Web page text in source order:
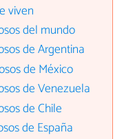
viven
del mundo
de Argentina
de México
de Venezuela
de Chile
de España